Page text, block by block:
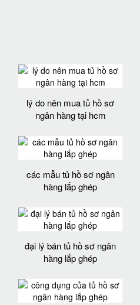
lý do nên mua tủ hồ sơ
ngân hàng tại hcm
các mẫu tủ hồ sơ ngân
hàng lắp ghép
đại lý bán tủ hồ sơ ngân
hàng lắp ghép